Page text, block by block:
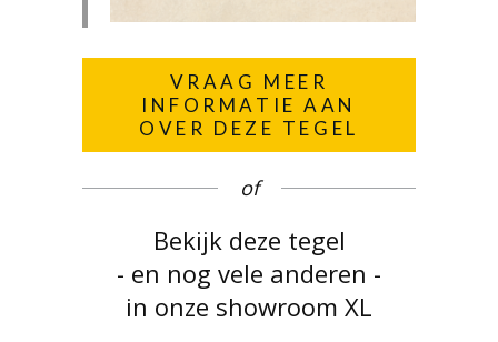
VRAAG MEER
INFORMATIE AAN
OVER DEZE TEGEL
of
Bekijk deze tegel
- en nog vele anderen -
in onze showroom XL